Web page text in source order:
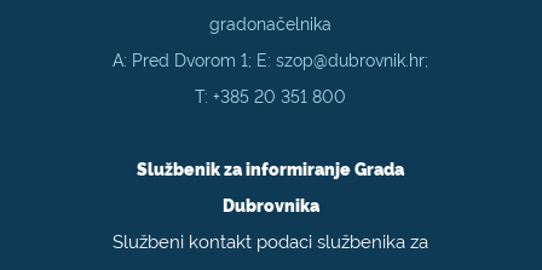
gradonačelnika
A: Pred Dvorom 1; E:szop@dubrovnik.hr;
T:+385 20 351 800
Službenik za informiranje Grada
Dubrovnika
Službeni kontakt podaci službenika za